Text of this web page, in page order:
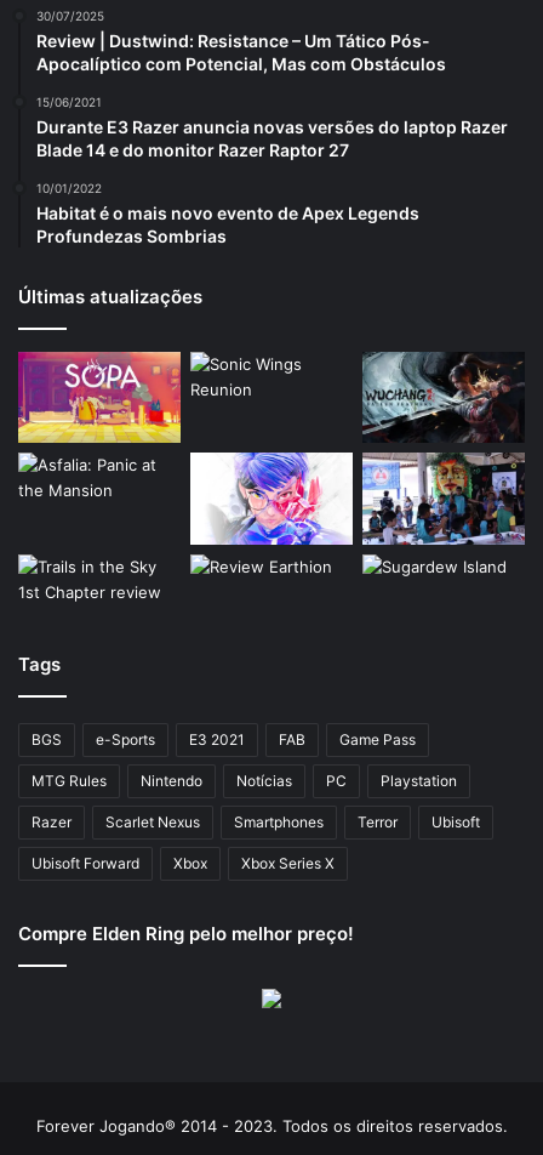
30/07/2025
Review | Dustwind: Resistance – Um Tático Pós-
Apocalíptico com Potencial, Mas com Obstáculos
15/06/2021
Durante E3 Razer anuncia novas versões do laptop Razer
Blade 14 e do monitor Razer Raptor 27
10/01/2022
Habitat é o mais novo evento de Apex Legends
Profundezas Sombrias
Últimas atualizações
Tags
BGS e-Sports E3 2021 FAB Game Pass
MTG Rules Nintendo Notícias PC Playstation
Razer Scarlet Nexus Smartphones Terror Ubisoft
Ubisoft Forward Xbox Xbox Series X
Compre Elden Ring pelo melhor preço!
Forever Jogando® 2014 - 2023. Todos os direitos reservados.